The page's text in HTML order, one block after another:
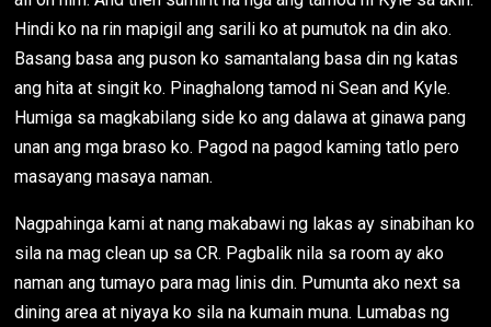
Hindi ko na rin mapigil ang sarili ko at pumutok na din ako.
Basang basa ang puson ko samantalang basa din ng katas
ang hita at singit ko. Pinaghalong tamod ni Sean and Kyle.
Humiga sa magkabilang side ko ang dalawa at ginawa pang
unan ang mga braso ko. Pagod na pagod kaming tatlo pero
masayang masaya naman.
Nagpahinga kami at nang makabawi ng lakas ay sinabihan ko
sila na mag clean up sa CR. Pagbalik nila sa room ay ako
naman ang tumayo para mag linis din. Pumunta ako next sa
dining area at niyaya ko sila na kumain muna. Lumabas ng